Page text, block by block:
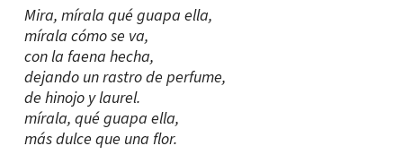
Mira, mírala qué guapa ella,
mírala cómo se va,
con la faena hecha,
dejando un rastro de perfume,
de hinojo y laurel.
mírala, qué guapa ella,
más dulce que una flor.